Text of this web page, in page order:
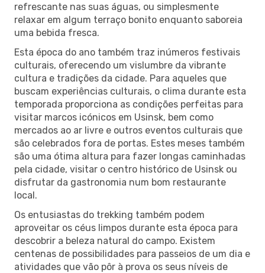
refrescante nas suas águas, ou simplesmente
relaxar em algum terraço bonito enquanto saboreia
uma bebida fresca.
Esta época do ano também traz inúmeros festivais
culturais, oferecendo um vislumbre da vibrante
cultura e tradições da cidade. Para aqueles que
buscam experiências culturais, o clima durante esta
temporada proporciona as condições perfeitas para
visitar marcos icónicos em Usinsk, bem como
mercados ao ar livre e outros eventos culturais que
são celebrados fora de portas. Estes meses também
são uma ótima altura para fazer longas caminhadas
pela cidade, visitar o centro histórico de Usinsk ou
disfrutar da gastronomia num bom restaurante
local.
Os entusiastas do trekking também podem
aproveitar os céus limpos durante esta época para
descobrir a beleza natural do campo. Existem
centenas de possibilidades para passeios de um dia e
atividades que vão pôr à prova os seus níveis de